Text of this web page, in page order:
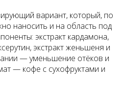
вариант, который, по
наносить и на область под
экстракт кардамона,
экстракт женьшеня и
— уменьшение отёков и
— кофе с сухофруктами и